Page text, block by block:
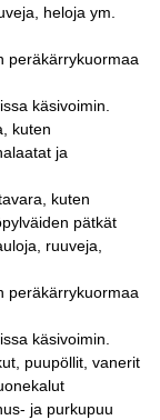
heloja ym.
peräkärrykuormaa
käsivoimin.
kuten
ja
kuten
pätkät
ruuveja,
peräkärrykuormaa
käsivoimin.
puupöllit, vanerit
ja purkupuu